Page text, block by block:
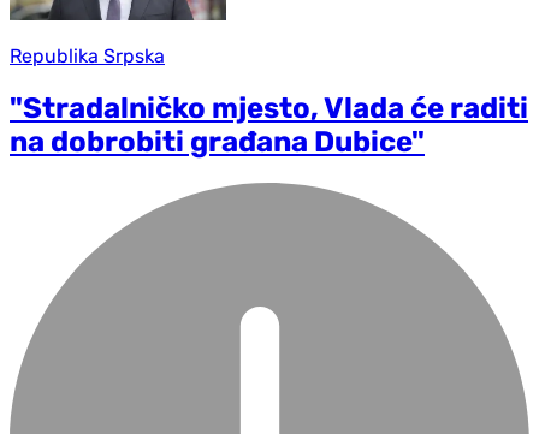
Republika Srpska
"Stradalničko mjesto, Vlada će raditi
na dobrobiti građana Dubice"